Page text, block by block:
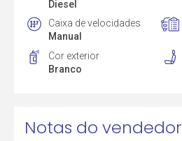
Diesel
Caixa de velocidades
Manual
Cor exterior
Branco
Notas do vendedor